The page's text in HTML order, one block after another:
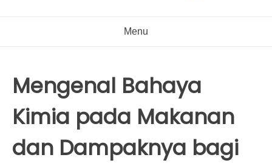
Menu
Mengenal Bahaya
Kimia pada Makanan
dan Dampaknya bagi